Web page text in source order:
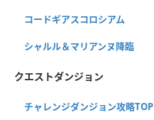
コードギアスコロシアム
シャルル＆マリアンヌ降臨
クエストダンジョン
チャレンジダンジョン攻略TOP